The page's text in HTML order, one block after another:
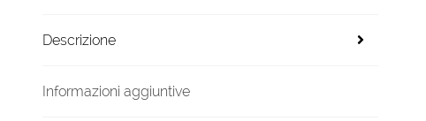
Descrizione
Informazioni aggiuntive